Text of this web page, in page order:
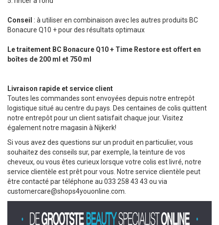
Conseil : à utiliser en combinaison avec les autres produits BC
Bonacure Q10 + pour des résultats optimaux
Le traitement BC Bonacure Q10 + Time Restore est offert en
boîtes de 200 ml et 750 ml
Livraison rapide et service client
Toutes les commandes sont envoyées depuis notre entrepôt
logistique situé au centre du pays. Des centaines de colis quittent
notre entrepôt pour un client satisfait chaque jour. Visitez
également notre magasin à Nijkerk!
Si vous avez des questions sur un produit en particulier, vous
souhaitez des conseils sur, par exemple, la teinture de vos
cheveux, ou vous êtes curieux lorsque votre colis est livré, notre
service clientèle est prêt pour vous. Notre service clientèle peut
être contacté par téléphone au 033 258 43 43 ou via
customercare@shops4youonline.com.